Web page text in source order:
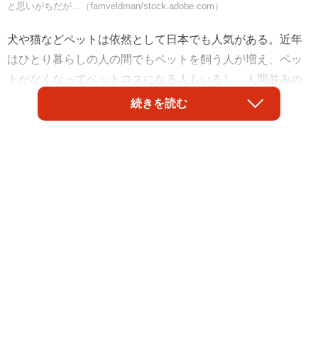
と思いがちだが…（famveldman/stock.adobe.com）
犬や猫などペットは依然として日本でも人気がある。近年
はひとり暮らしの人の間でもペットを飼う人が増え、ペッ
トがなくなってペットロスになる人もいるし、人間並みの
待遇をペットに与える人もいる。そうなってペットが愛さ
れ大事にされることは大いに歓迎される一方、飼えなくな
続きを読む